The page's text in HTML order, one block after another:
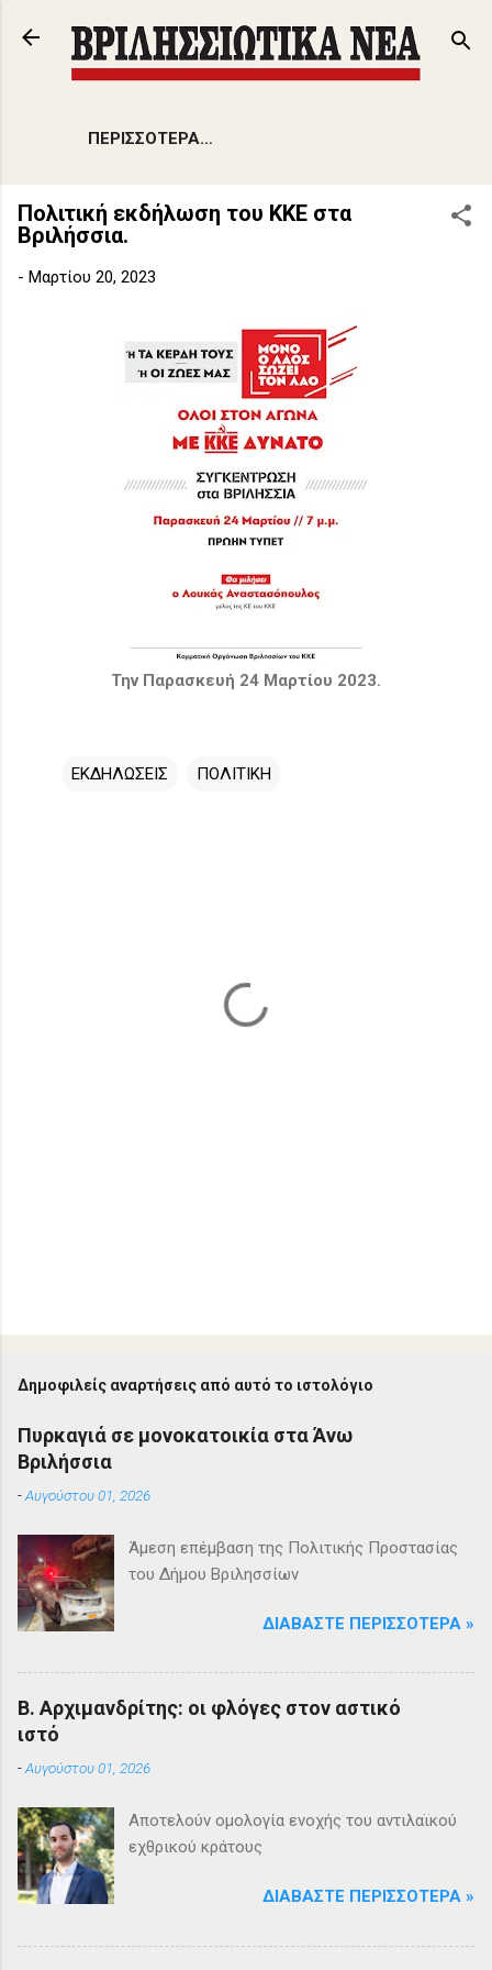
Μετάβαση στο κύριο περιεχόμενο
ΠΕΡΙΣΣΌΤΕΡΑ…
Πολιτική εκδήλωση του ΚΚΕ στα
Βριλήσσια.
- Μαρτίου 20, 2023
Την Παρασκευή 24 Μαρτίου 2023.
ΕΚΔΗΛΩΣΕΙΣ ΠΟΛΙΤΙΚΗ
Δημοφιλείς αναρτήσεις από αυτό το ιστολόγιο
Πυρκαγιά σε μονοκατοικία στα Άνω
Βριλήσσια
-Αυγούστου 01, 2026
Άμεση επέμβαση της Πολιτικής Προστασίας
του Δήμου Βριλησσίων
ΔΙΑΒΆΣΤΕ ΠΕΡΙΣΣΌΤΕΡΑ »
Β. Αρχιμανδρίτης: οι φλόγες στον αστικό
ιστό
-Αυγούστου 01, 2026
Αποτελούν ομολογία ενοχής του αντιλαϊκού
εχθρικού κράτους
ΔΙΑΒΆΣΤΕ ΠΕΡΙΣΣΌΤΕΡΑ »